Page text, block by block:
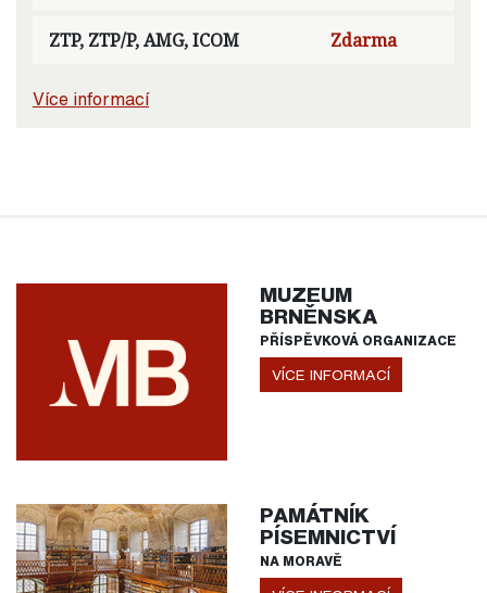
ZTP, ZTP/P, AMG, ICOM Zdarma
Více informací
MUZEUM
BRNĚNSKA
PŘÍSPĚVKOVÁ ORGANIZACE
VÍCE INFORMACÍ
PAMÁTNÍK
PÍSEMNICTVÍ
NA MORAVĚ